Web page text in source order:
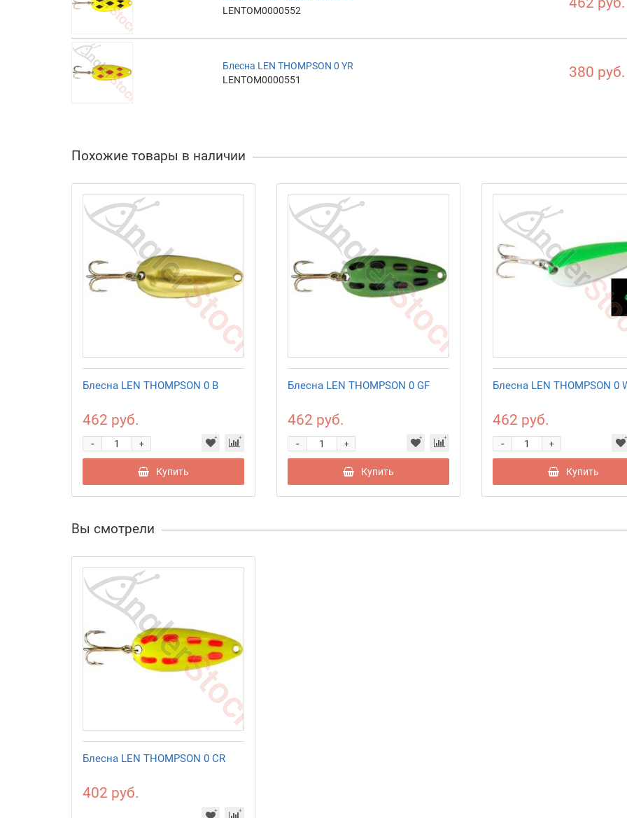
LENTOM0000552
Блесна LEN THOMPSON 0 YR
LENTOM0000551
380 руб.
Похожие товары в наличии
Блесна LEN THOMPSON 0 B
462 руб.
+
-
Купить
Блесна LEN THOMPSON 0 GF
462 руб.
+
-
Купить
Блесна LEN THOMPSON 0
462 руб.
+
-
Купить
Вы смотрели
Блесна LEN THOMPSON 0 CR
402 руб.